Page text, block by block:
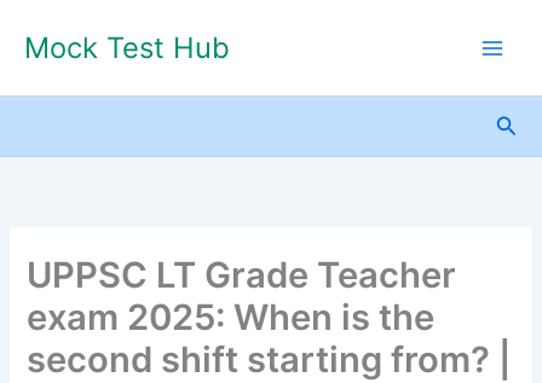
Mock Test Hub
UPPSC LT Grade Teacher
exam 2025: When is the
second shift starting from? |